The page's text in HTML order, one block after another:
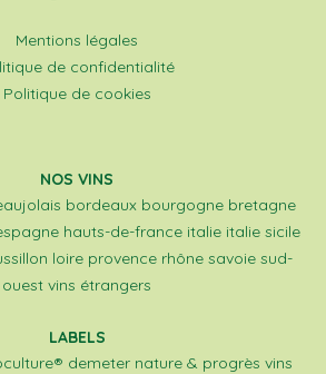
Mentions légales
de confidentialité
Politique de cookies
NOS VINS
bordeaux bourgogne bretagne
hauts-de-france italie italie sicile
loire provence rhône savoie sud-
ouest vins étrangers
LABELS
demeter nature & progrès vins